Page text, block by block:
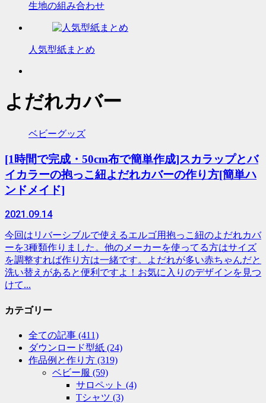
生地の組み合わせ
人気型紙まとめ
よだれカバー
ベビーグッズ
[1時間で完成・50cm布で簡単作成]スカラップとバ
イカラーの抱っこ紐よだれカバーの作り方[簡単ハ
ンドメイド]
2021.09.14
今回はリバーシブルで使えるエルゴ用抱っこ紐のよだれカバ
ーを3種類作りました。他のメーカーを使ってる方はサイズ
を調整すれば作り方は一緒です。よだれが多い赤ちゃんだと
洗い替えがあると便利ですよ！お気に入りのデザインを見つ
けて...
カテゴリー
全ての記事 (411)
ダウンロード型紙 (24)
作品例と作り方 (319)
ベビー服 (59)
サロペット (4)
Tシャツ (3)